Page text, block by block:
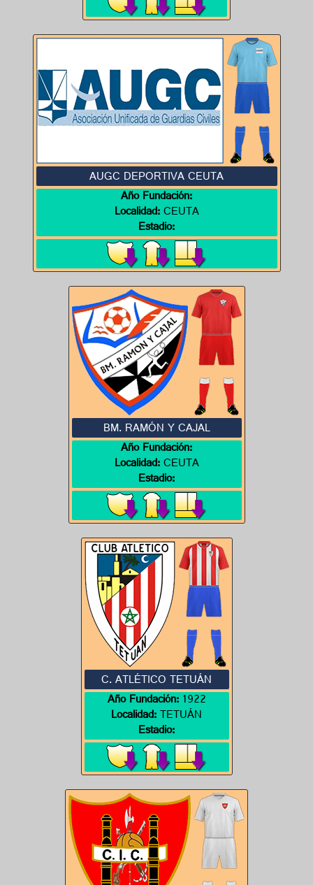
AUGC DEPORTIVA CEUTA
Año Fundación:
Localidad:CEUTA
Estadio:
BM. RAMÓN Y CAJAL
Año Fundación:
Localidad:CEUTA
Estadio:
C. ATLÉTICO TETUÁN
Año Fundación:1922
Localidad:TETUÁN
Estadio: